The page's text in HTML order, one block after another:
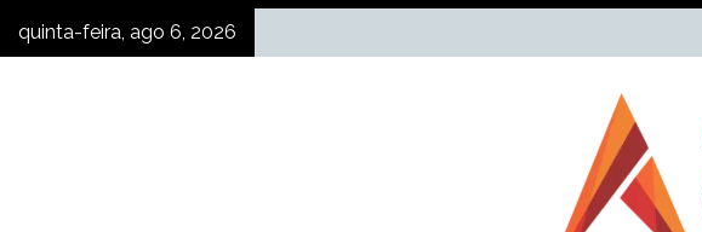
quinta-feira, ago 6, 2026